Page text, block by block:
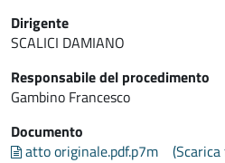
Dirigente
SCALICI DAMIANO
Responsabile del procedimento
Gambino Francesco
Documento
atto originale.pdf.p7m